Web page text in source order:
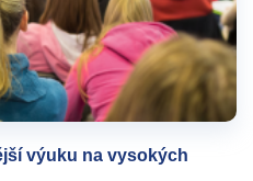
výuku na vysokých